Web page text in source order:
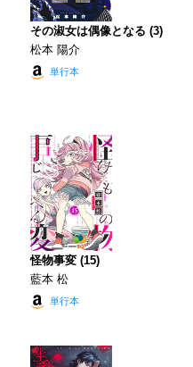
その淑女は偶像となる (3)
松本 陽介
単行本
怪物事変 (15)
藍本 松
単行本